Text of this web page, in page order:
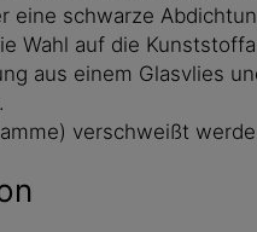
schwarze
Wahl auf die
aus einem Glasvlies
verschweißt